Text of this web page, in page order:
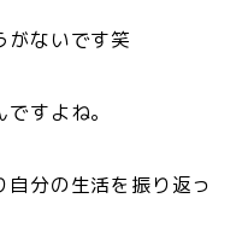
がないです笑
ですよね。
分の生活を振り返っ